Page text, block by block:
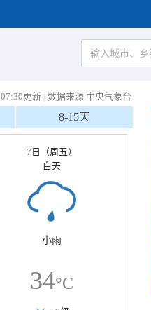
07:30更新 | 数据来源 中央气象台
8-15天
7日（周五）
白天
小雨
34°C